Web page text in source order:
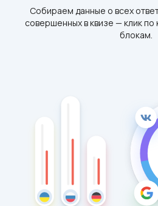
Собираем данные о всех
совершенных в квизе — клик по
блокам.